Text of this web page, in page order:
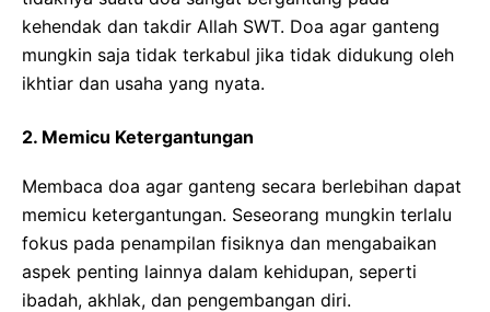
kehendak dan takdir Allah SWT. Doa agar ganteng
mungkin saja tidak terkabul jika tidak didukung oleh
ikhtiar dan usaha yang nyata.
2. Memicu Ketergantungan
Membaca doa agar ganteng secara berlebihan dapat
memicu ketergantungan. Seseorang mungkin terlalu
fokus pada penampilan fisiknya dan mengabaikan
aspek penting lainnya dalam kehidupan, seperti
ibadah, akhlak, dan pengembangan diri.